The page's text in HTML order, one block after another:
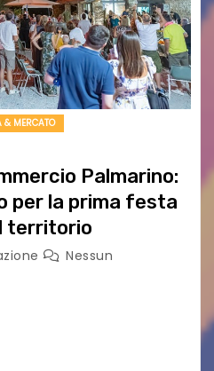
& MERCATO
Palmarino:
per la prima festa
territorio
Nessun